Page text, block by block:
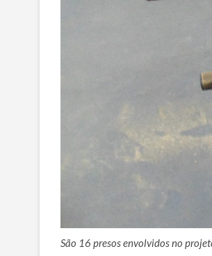
São 16 presos envolvidos no